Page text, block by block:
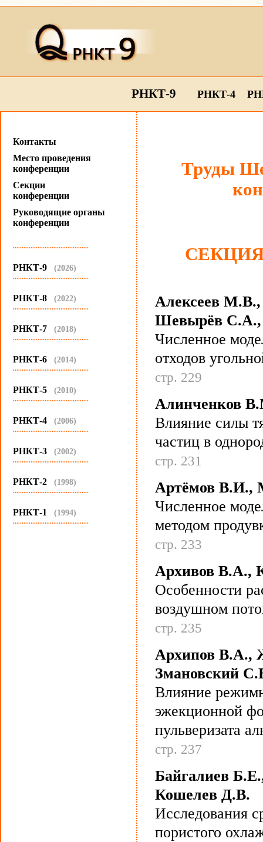
РНКТ-9 РНКТ-4
Контакты
Место проведения
конференции
Секции
конференции
Руководящие органы
конференции
...........................................
РНКТ-9 (2026)
...........................................
РНКТ-8 (2022)
...........................................
РНКТ-7 (2018)
...........................................
РНКТ-6 (2014)
...........................................
РНКТ-5 (2010)
...........................................
РНКТ-4 (2006)
...........................................
РНКТ-3 (2002)
...........................................
РНКТ-2 (1998)
...........................................
РНКТ-1 (1994)
...........................................
Труды
Алексеев
Шевырёв С.А.,
Численное
отходов
стр. 229
Алинченков
Влияние силы
частиц в
стр. 231
Артёмов В.И.,
Численное
методом
стр. 233
Архивов В.А.,
Особенности
воздушном
стр. 235
Архипов В.А.,
Змановский
Влияние
эжекционной
пульверизата
стр. 237
Байгалиев
Кошелев Д.В.
Исследования
пористого